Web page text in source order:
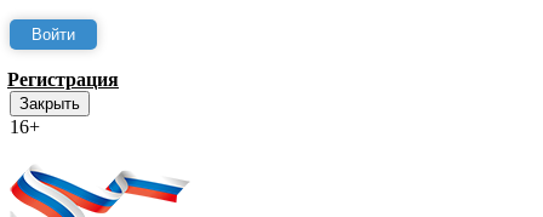
Регистрация
Закрыть
16+